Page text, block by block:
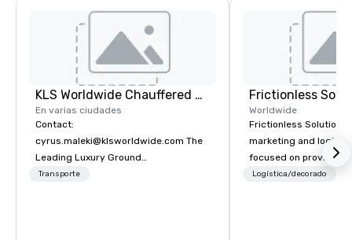
KLS Worldwide Chauffered Services
En varias ciudades
Contact:
cyrus.maleki@klsworldwide.com The
Leading Luxury Ground
Transportation company since 1998
Transporte
Frictionless
Worldwide
Frictionless Solutions
marketing and
focused on providing
meeting planning
Logística/decorado